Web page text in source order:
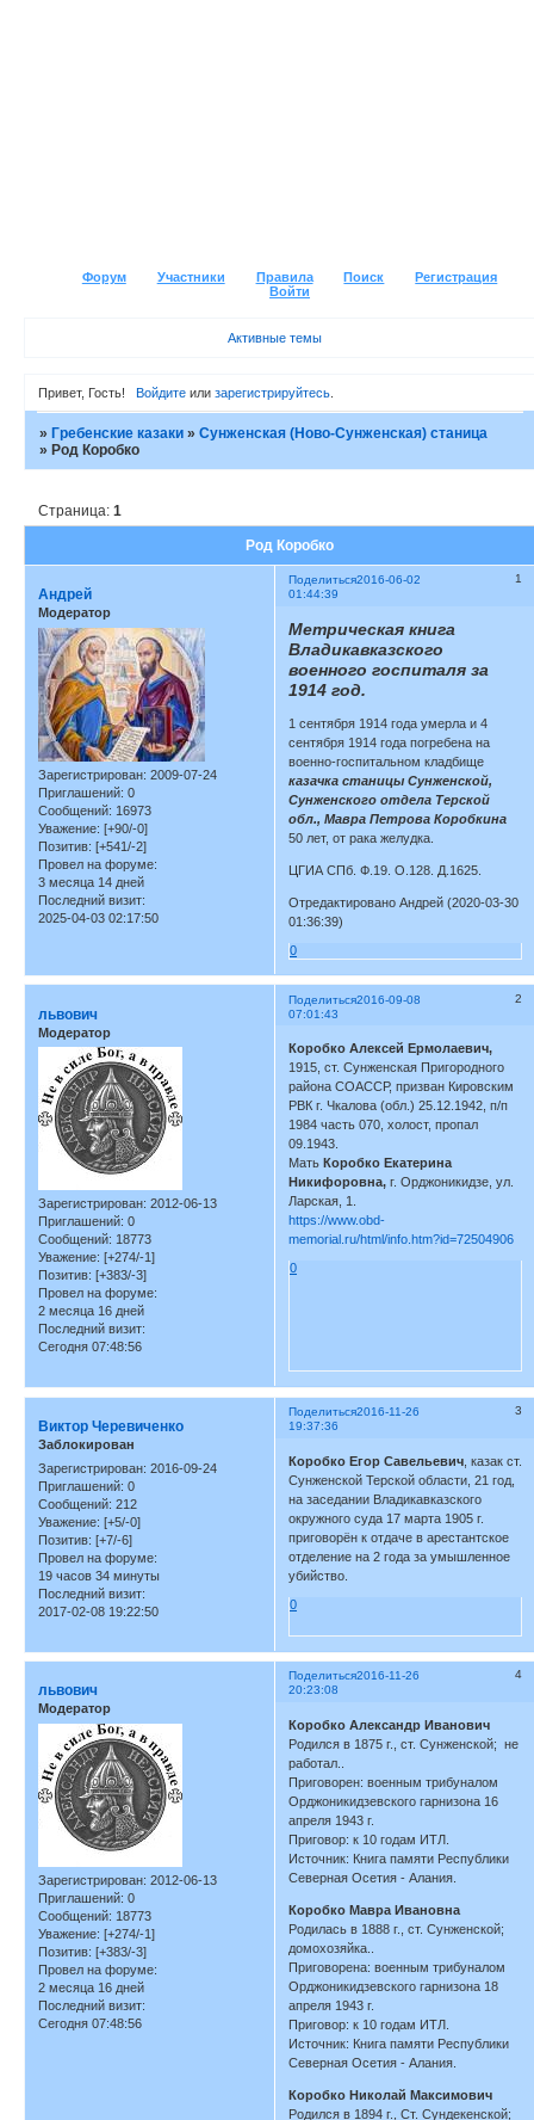
Форум Участники Правила Поиск
Регистрация
Войти
Активные темы
Привет, Гость! Войдитеили зарегистрируйтесь.
»Гребенские казаки »Сунженская (Ново-Сунженская) станица
»Род Коробко
Род Коробко
Страница:1
Поделиться 1
2016-06-02
01:44:39
Андрей
Модератор
Зарегистрирован: 2009-07-24
Приглашений: 0
Сообщений: 16973
Уважение: [+90/-0]
Позитив: [+541/-2]
Провел на форуме:
3 месяца 14 дней
Последний визит:
2025-04-03 02:17:50
Метрическая книга
Владикавказского
военного госпиталя за
1914 год.
1 сентября 1914 года умерла и 4
сентября 1914 года погребена на
военно-госпитальном кладбище
казачка станицы Сунженской,
Сунженского отдела Терской
обл., Мавра Петрова Коробкина
50 лет, от рака желудка.
ЦГИА СПб. Ф.19. О.128. Д.1625.
Отредактировано Андрей (2020-03-30
01:36:39)
0
Поделиться 2
2016-09-08
07:01:43
львович
Модератор
Зарегистрирован: 2012-06-13
Приглашений: 0
Сообщений: 18773
Уважение: [+274/-1]
Позитив: [+383/-3]
Провел на форуме:
2 месяца 16 дней
Последний визит:
Сегодня 07:48:56
Коробко Алексей Ермолаевич,
1915, ст. Сунженская Пригородного
района СОАССР, призван Кировским
РВК г. Чкалова (обл.) 25.12.1942, п/п
1984 часть 070, холост, пропал
09.1943.
Мать Коробко Екатерина
Никифоровна, г. Орджоникидзе, ул.
Ларская, 1.
https://www.obd-
memorial.ru/html/info.htm?id=72504906
0
Поделиться 3
2016-11-26
19:37:36
Виктор Черевиченко
Заблокирован
Зарегистрирован: 2016-09-24
Приглашений: 0
Сообщений: 212
Уважение: [+5/-0]
Позитив: [+7/-6]
Провел на форуме:
19 часов 34 минуты
Последний визит:
2017-02-08 19:22:50
Коробко Егор Савельевич , казак ст.
Сунженской Терской области, 21 год,
на заседании Владикавказского
окружного суда 17 марта 1905 г.
приговорён к отдаче в арестантское
отделение на 2 года за умышленное
убийство.
0
Поделиться 4
2016-11-26
20:23:08
львович
Модератор
Зарегистрирован: 2012-06-13
Приглашений: 0
Сообщений: 18773
Уважение: [+274/-1]
Позитив: [+383/-3]
Провел на форуме:
2 месяца 16 дней
Последний визит:
Сегодня 07:48:56
Коробко Александр Иванович
Родился в 1875 г., ст. Сунженской; не
работал..
Приговорен: военным трибуналом
Орджоникидзевского гарнизона 16
апреля 1943 г.
Приговор: к 10 годам ИТЛ.
Источник: Книга памяти Республики
Северная Осетия - Алания.
Коробко Мавра Ивановна
Родилась в 1888 г., ст. Сунженской;
домохозяйка..
Приговорена: военным трибуналом
Орджоникидзевского гарнизона 18
апреля 1943 г.
Приговор: к 10 годам ИТЛ.
Источник: Книга памяти Республики
Северная Осетия - Алания.
Коробко Николай Максимович
Родился в 1894 г., Ст. Сундекенской;